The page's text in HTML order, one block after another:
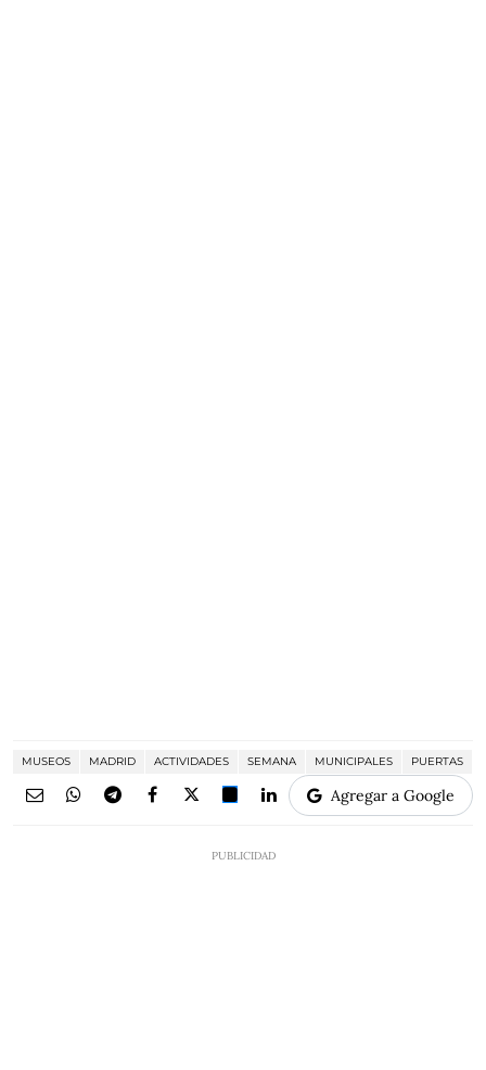
MUSEOS MADRID ACTIVIDADES SEMANA MUNICIPALES PUERTAS
Agregar a Google